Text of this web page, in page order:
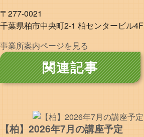
〒277-0021
千葉県柏市中央町2-1 柏センタービル4F
事業所案内ページを見る
関連記事
【柏】2026年7月の講座予定